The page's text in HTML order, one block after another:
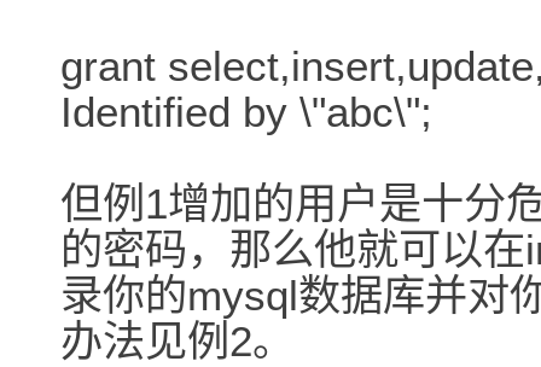
grant
Identified by \"abc\";
但例1增加的用户是十分
的密码，那么他就可以
录你的mysql数据库并对
办法见例2。